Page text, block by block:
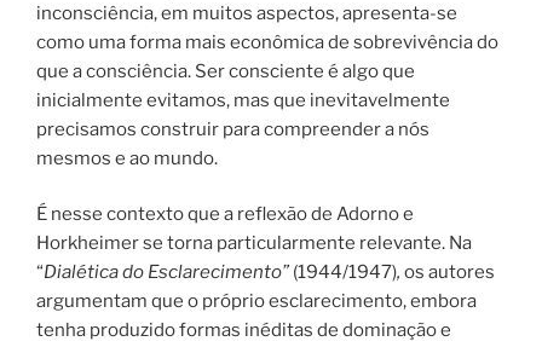
inconsciência, em muitos aspectos, apresenta-se
como uma forma mais econômica de sobrevivência do
que a consciência. Ser consciente é algo que
inicialmente evitamos, mas que inevitavelmente
precisamos construir para compreender a nós
mesmos e ao mundo.
É nesse contexto que a reflexão de Adorno e
Horkheimer se torna particularmente relevante. Na
“Dialética do Esclarecimento” (1944/1947), os autores
argumentam que o próprio esclarecimento, embora
tenha produzido formas inéditas de dominação e